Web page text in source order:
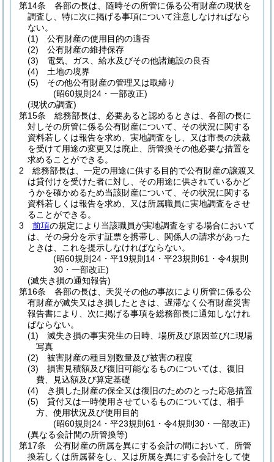
第14条
各部の長は、随時その所管に係る公有財産の現状を
調査し、特に次に掲げる事項について注意しなければなら
ない。
(1)
公有財産の使用目的の適否
(2)
公有財産の維持保存
(3)
電気、ガス、給水及びその他諸施設の良否
(4)
土地の境界
(5)
その他公有財産の管理又は取締り
(昭60規則24・一部改正)
(現状の調査)
第15条
総務部長は、必要あると認めるときは、各部の長に
対しその所管に係る公有財産について、その状況に関する
資料若しくは報告を求め、実地調査をし、又は市長の決裁
を受けて用途の変更又は廃止、所管換その他必要な措置を
求めることができる。
2
総務部長は、一定の用途に供する目的で公有財産の譲渡又
は貸付けを受けた者に対し、その用途に供されているかど
うかを確かめるため当該財産について、その状況に関する
資料若しくは報告を求め、又は所属職員に実地調査をさせ
ることができる。
3
前項の規定により当該職員が実地調査をする場合において
は、その身分を示す証票を携帯し、関係人の請求があった
ときは、これを提示しなければならない。
(昭60規則24・平19規則14・平23規則61・令4規則
30・一部改正)
(滅失き損の通知報告)
第16条
各部の長は、天災その他の事故により所管に係る公
有財産が滅失又はき損したときは、遅滞なく公有財産災害
報告書により、次に掲げる事項を総務部長に通知しなけれ
ばならない。
(1)
滅失き損の事実発生の日時、場所及び原因並びに現場
写真
(2)
被害財産の種目別数量及び被害の程度
(3)
損害見積額及び復旧可能なるものについては、復旧
費、見込額及び算定基礎
(4)
き損した財産の保全又は復旧のためのとった応急措置
(5)
貸付又は一時使用させているものについては、相手
方、使用状況及び使用目的
(昭60規則24・平23規則61・令4規則30・一部改正)
(異なる会計間の所管換等)
第17条
公有財産の所属を異にする会計の間において、所管
換若しくは所属替をし、又は所属を異にする会計をして使